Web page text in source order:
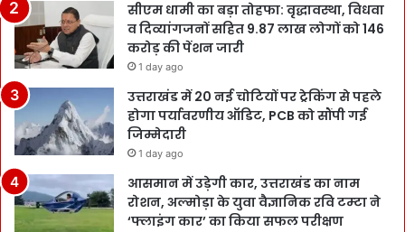
सीएम धामी का बड़ा तोहफा: वृद्धावस्था, विधवा
व दिव्यांगजनों सहित 9.87 लाख लोगों को 146
करोड़ की पेंशन जारी
1 day ago
उत्तराखंड में 20 नई चोटियों पर ट्रेकिंग से पहले
होगा पर्यावरणीय ऑडिट, PCB को सौंपी गई
जिम्मेदारी
1 day ago
आसमान में उड़ेगी कार, उत्तराखंड का नाम
रोशन, अल्मोड़ा के युवा वैज्ञानिक रवि टम्टा ने
‘फ्लाइंग कार’ का किया सफल परीक्षण